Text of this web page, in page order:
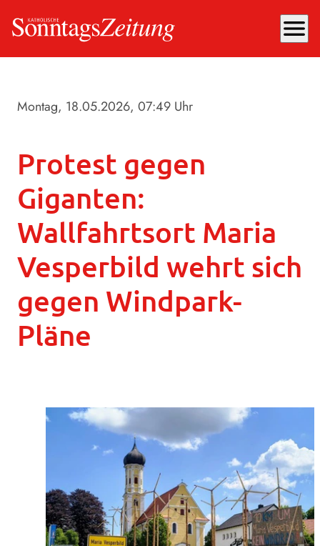
menu
Montag, 18.05.2026, 07:49 Uhr
Protest gegen
Giganten:
Wallfahrtsort Maria
Vesperbild wehrt sich
gegen Windpark-
Pläne